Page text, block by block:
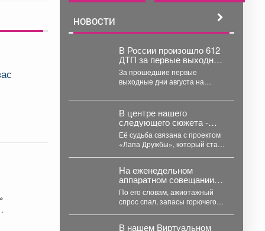
НОВОСТИ
В России произошло 612
ДТП за первые выходные
августа
За прошедшие первые
выходные дни августа на
зафиксировано 612 ДТП, в
которых погибли...
В центре нашего
следующего сюжета -
история собаки по кличке
Ада.
Её судьба связана с проектом
«Лапа Дружбы», который стал
На еженедельном
аппаратном совещании
губернатор Кузбасса
Илья Середюк заявил о
стабилизации ситуации с
топливом в регионе.
По его словам, ажиотажный
спрос спал, запасы горючего
В нашем Виртуальном